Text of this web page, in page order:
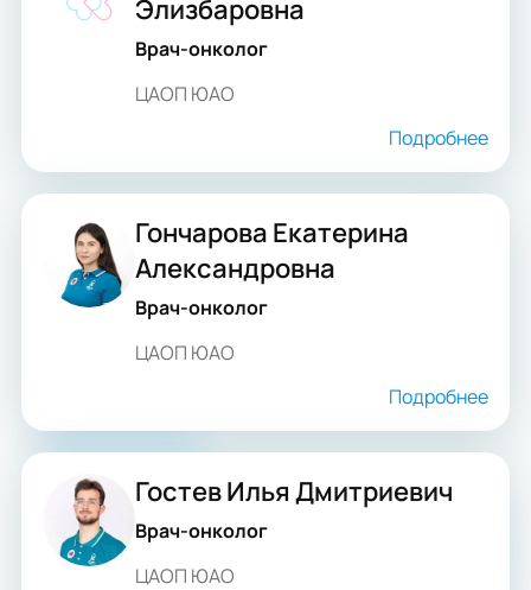
Элизбаровна
Врач-онколог
ЦАОП ЮАО
Подробнее
Гончарова Екатерина
Александровна
Врач-онколог
ЦАОП ЮАО
Подробнее
Гостев Илья Дмитриевич
Врач-онколог
ЦАОП ЮАО